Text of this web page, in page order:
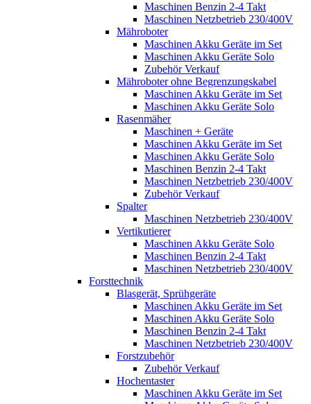
Maschinen Benzin 2-4 Takt
Maschinen Netzbetrieb 230/400V
Mähroboter
Maschinen Akku Geräte im Set
Maschinen Akku Geräte Solo
Zubehör Verkauf
Mähroboter ohne Begrenzungskabel
Maschinen Akku Geräte im Set
Maschinen Akku Geräte Solo
Rasenmäher
Maschinen + Geräte
Maschinen Akku Geräte im Set
Maschinen Akku Geräte Solo
Maschinen Benzin 2-4 Takt
Maschinen Netzbetrieb 230/400V
Zubehör Verkauf
Spalter
Maschinen Netzbetrieb 230/400V
Vertikutierer
Maschinen Akku Geräte Solo
Maschinen Benzin 2-4 Takt
Maschinen Netzbetrieb 230/400V
Forsttechnik
Blasgerät, Sprühgeräte
Maschinen Akku Geräte im Set
Maschinen Akku Geräte Solo
Maschinen Benzin 2-4 Takt
Maschinen Netzbetrieb 230/400V
Forstzubehör
Zubehör Verkauf
Hochentaster
Maschinen Akku Geräte im Set